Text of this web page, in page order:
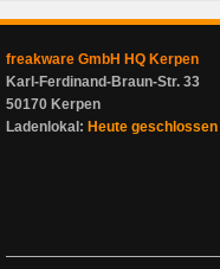
freakware GmbH HQ Kerpen
Karl-Ferdinand-Braun-Str. 33
50170 Kerpen
Ladenlokal: Heute geschlossen